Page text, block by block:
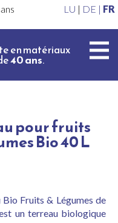
LU | DE | FR
en matériaux
40 ans.
pour fruits
Bio 40 L
Bio Fruits & Légumes de
un terreau biologique